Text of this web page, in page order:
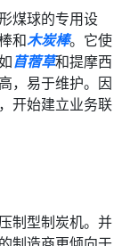
煤球的专用设
和木炭棒。它使
苜蓿草和提摩西
，易于维护。因
开始建立业务联
制型制炭机。并